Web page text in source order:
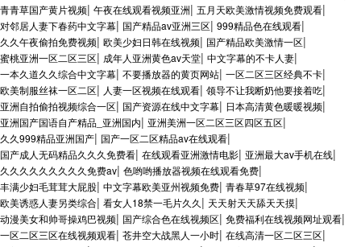
青青草国产黄片视频| 午夜在线观看视频亚洲| 五月天欧美激情视频免费观看|
对邻居人妻下春药中文字幕| 国产精品av亚洲三区| 999精品色在线观看|
久久午夜偷拍免费视频| 欧美少妇日韩在线视频| 国产精品欧美激情一区|
蜜桃亚洲一区二区三区| 成年人亚洲黄色av天堂| 中文字幕的不卡人妻|
一本久道久久综合中文字幕| 不要播放器的黄页网站| 一区二区三区经典不卡|
欧美制服丝袜一区二区| 人妻一区视频在线观看| 领导不让我断奶他要接着吃|
亚洲自拍偷拍视频综合一区| 国产资源在线中文字幕| 日本高清黄色暖暖视频|
亚洲国产国语自产精品_亚洲国内| 亚洲美洲一区二区三区四区五区|
久久999精品亚洲国产| 国产一区二区精品av在线观看|
国产成人无码精品久久久免费看| 在线观看亚洲激情电影| 亚洲最大av手机在线|
久久久久久久久久久免费av| 色哟哟播放器视频在线观看免费|
丰满少妇毛茸茸大屁股| 中文字幕欧美亚州视频免费| 青春草97在线视频|
欧美诱惑人妻另类综合| 看女人18禁一毛片久久| 天天射天天舔天天摸|
动漫美女和帅哥操鸡巴视频| 国产综合色在线视频区| 免费福利在线视频网址观看|
一区二区三区在线视频观看| 苍井空大战黑人一小时| 在线高清一区二区三区|